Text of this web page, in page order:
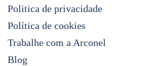
Politica de privacidade
Política de cookies
Trabalhe com a Arconel
Blog